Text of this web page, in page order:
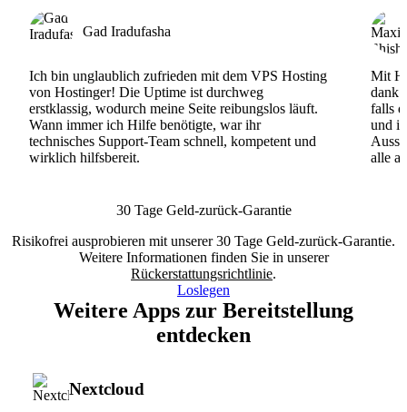
Gad Iradufasha
Ich bin unglaublich zufrieden mit dem VPS Hosting
von Hostinger! Die Uptime ist durchweg
erstklassig, wodurch meine Seite reibungslos läuft.
Wann immer ich Hilfe benötigte, war ihr
technisches Support-Team schnell, kompetent und
wirklich hilfsbereit.
Mit
dank
falls
und
alle
30 Tage Geld-zurück-Garantie
Risikofrei ausprobieren mit unserer 30 Tage Geld-zurück-Garantie.
Weitere Informationen finden Sie in unserer
Rückerstattungsrichtlinie.
Loslegen
Weitere Apps zur Bereitstellung
entdecken
Nextcloud